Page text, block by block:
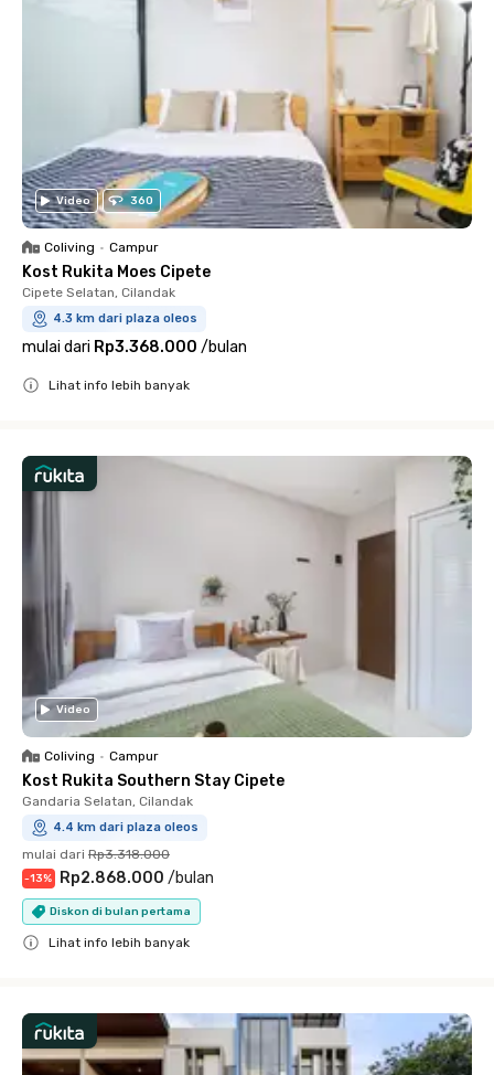
Video 360
Coliving • Campur
Kost Rukita Moes Cipete
Cipete Selatan, Cilandak
4.3 km dari plaza oleos
mulai dari Rp3.368.000 /bulan
Lihat info lebih banyak
Video
Coliving • Campur
Kost Rukita Southern Stay Cipete
Gandaria Selatan, Cilandak
4.4 km dari plaza oleos
mulai dari Rp3.318.000
-13% Rp2.868.000 /bulan
Diskon di bulan pertama
Lihat info lebih banyak